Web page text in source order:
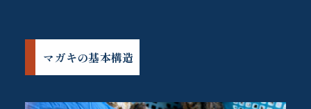
マガキの基本構造